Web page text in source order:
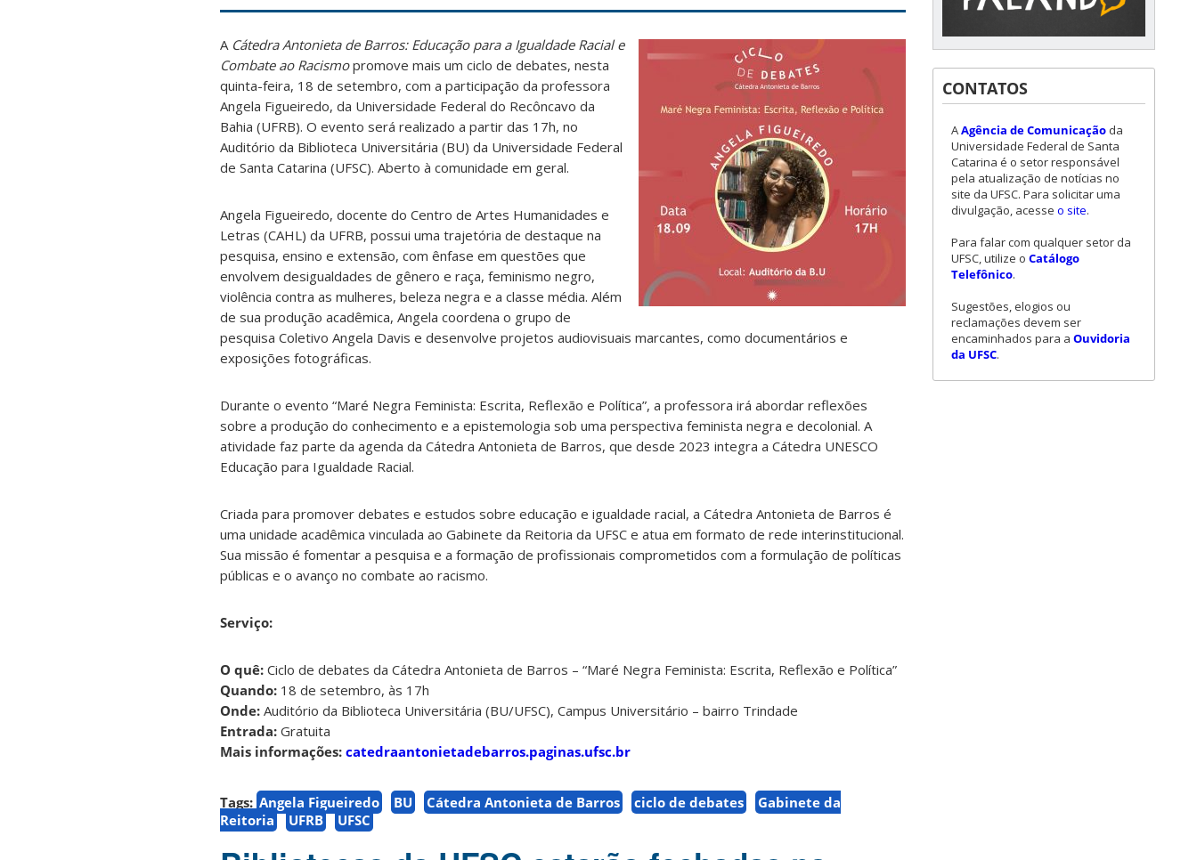
A Cátedra Antonieta de Barros: Educação para a Igualdade Racial e
Combate ao Racismopromove mais um ciclo de debates, nesta
quinta-feira, 18 de setembro, com a participação da professora
Angela Figueiredo, da Universidade Federal do Recôncavo da
Bahia (UFRB). O evento será realizado a partir das 17h, no
Auditório da Biblioteca Universitária (BU) da Universidade Federal
de Santa Catarina (UFSC). Aberto à comunidade em geral.
Angela Figueiredo, docente do Centro de Artes Humanidades e
Letras (CAHL) da UFRB, possui uma trajetória de destaque na
pesquisa, ensino e extensão, com ênfase em questões que
envolvem desigualdades de gênero e raça, feminismo negro,
violência contra as mulheres, beleza negra e a classe média. Além
de sua produção acadêmica, Angela coordena o grupo de
pesquisa Coletivo Angela Davis e desenvolve projetos audiovisuais marcantes, como documentários e
exposições fotográficas.
Durante o evento “Maré Negra Feminista: Escrita, Reflexão e Política”, a professora irá abordar reflexões
sobre a produção do conhecimento e a epistemologia sob uma perspectiva feminista negra e decolonial. A
atividade faz parte da agenda da Cátedra Antonieta de Barros, que desde 2023 integra a Cátedra UNESCO
Educação para Igualdade Racial.
Criada para promover debates e estudos sobre educação e igualdade racial, a Cátedra Antonieta de Barros é
uma unidade acadêmica vinculada ao Gabinete da Reitoria da UFSC e atua em formato de rede interinstitucional.
Sua missão é fomentar a pesquisa e a formação de profissionais comprometidos com a formulação de políticas
públicas e o avanço no combate ao racismo.
Serviço:
O quê: Ciclo de debates da Cátedra Antonieta de Barros – “Maré Negra Feminista: Escrita, Reflexão e Política”
Quando: 18 de setembro, às 17h
Onde: Auditório da Biblioteca Universitária (BU/UFSC), Campus Universitário – bairro Trindade
Entrada: Gratuita
Mais informações: catedraantonietadebarros.paginas.ufsc.br
Tags: Angela Figueiredo BU Cátedra Antonieta de Barros ciclo de debates
Gabinete da
Reitoria
UFRB UFSC
CONTATOS
AAgência de Comunicação da
Universidade Federal de Santa
Catarina é o setor responsável
pela atualização de notícias no
site da UFSC. Para solicitar uma
divulgação, acesse o site.
Para falar com qualquer setor da
UFSC, utilize o Catálogo
Telefônico.
Sugestões, elogios ou
reclamações devem ser
encaminhados para a Ouvidoria
da UFSC.